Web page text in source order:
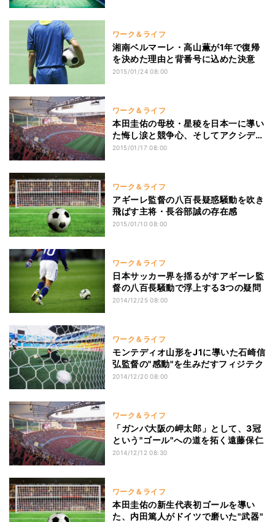
ワーク＆ライフ
湘南ベルマーレ・高山薫が1年で復帰
を決めた理由と背番号に込めた決意
2015/01/24 08:00
ワーク＆ライフ
本田圭佑の母校・星稜を日本一に導い
た悔し涙と競争心、そしてアクシデン
ト
2015/01/17 08:00
ワーク＆ライフ
アギーレ監督の八百長疑惑騒動を吹き
飛ばす主将・長谷部誠の存在感
2015/01/10 08:00
ワーク＆ライフ
日本サッカー界を揺るがすアギーレ監
督の八百長騒動で浮上する3つの疑問
2014/12/25 08:00
ワーク＆ライフ
モンテディオ山形をJ1に導いた石崎信
弘監督の"感動"を生みだすフィジテク
2014/12/20 08:00
ワーク＆ライフ
「ガンバ大阪の岬太郎」として、3冠
という"ゴール"への道を拓く遠藤保仁
2014/12/12 08:30
ワーク＆ライフ
本田圭佑の新生代表初ゴールを導い
た、内田篤人がドイツで磨いた"武器"